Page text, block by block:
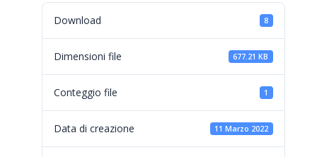
Download 8
Dimensioni file 677.21 KB
Conteggio file 1
Data di creazione 11 Marzo 2022